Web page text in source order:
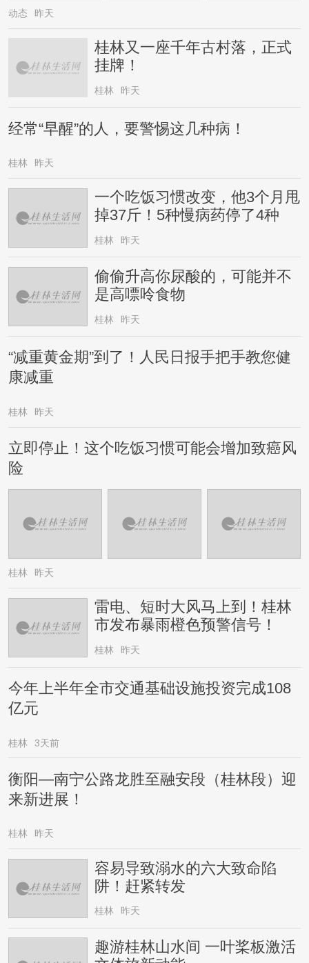
动态 昨天
桂林又一座千年古村落，正式
挂牌！
桂林 昨天
经常“早醒”的人，要警惕这几种病！
桂林 昨天
一个吃饭习惯改变，他3个月甩
掉37斤！5种慢病药停了4种
桂林 昨天
偷偷升高你尿酸的，可能并不
是高嘌呤食物
桂林 昨天
“减重黄金期”到了！人民日报手把手教您健
康减重
桂林 昨天
立即停止！这个吃饭习惯可能会增加致癌风
险
桂林 昨天
雷电、短时大风马上到！桂林
市发布暴雨橙色预警信号！
桂林 昨天
今年上半年全市交通基础设施投资完成108
亿元
桂林 3天前
衡阳—南宁公路龙胜至融安段（桂林段）迎
来新进展！
桂林 昨天
容易导致溺水的六大致命陷
阱！赶紧转发
桂林 昨天
趣游桂林山水间 一叶桨板激活